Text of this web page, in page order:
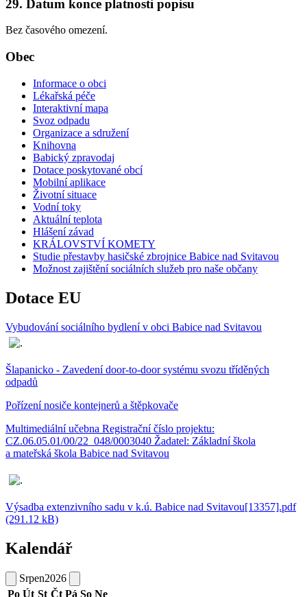
29. Datum konce platnosti popisu
Bez časového omezení.
Obec
Informace o obci
Lékařská péče
Interaktivní mapa
Svoz odpadu
Organizace a sdružení
Knihovna
Babický zpravodaj
Dotace poskytované obcí
Mobilní aplikace
Životní situace
Vodní toky
Aktuální teplota
Hlášení závad
KRÁLOVSTVÍ KOMETY
Studie přestavby hasičské zbrojnice Babice nad Svitavou
Možnost zajištění sociálních služeb pro naše občany
Dotace EU
Vybudování sociálního bydlení v obci Babice nad Svitavou
Šlapanicko - Zavedení door-to-door systému svozu tříděných
odpadů
Pořízení nosiče kontejnerů a štěpkovače
Multimediální učebna Registrační číslo projektu:
CZ.06.05.01/00/22_048/0003040 Žadatel: Základní škola
a mateřská škola Babice nad Svitavou
Výsadba extenzivního sadu v k.ú. Babice nad Svitavou[13357].pdf
(291.12 kB)
Kalendář
Srpen2026
Po Út St Čt Pá So Ne